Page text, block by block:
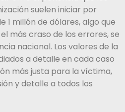
suelen iniciar por
millón de dólares, algo que
más craso de los errores, se
nacional. Los valores de la
a detalle en cada caso
más justa para la víctima,
y detalle a todos los